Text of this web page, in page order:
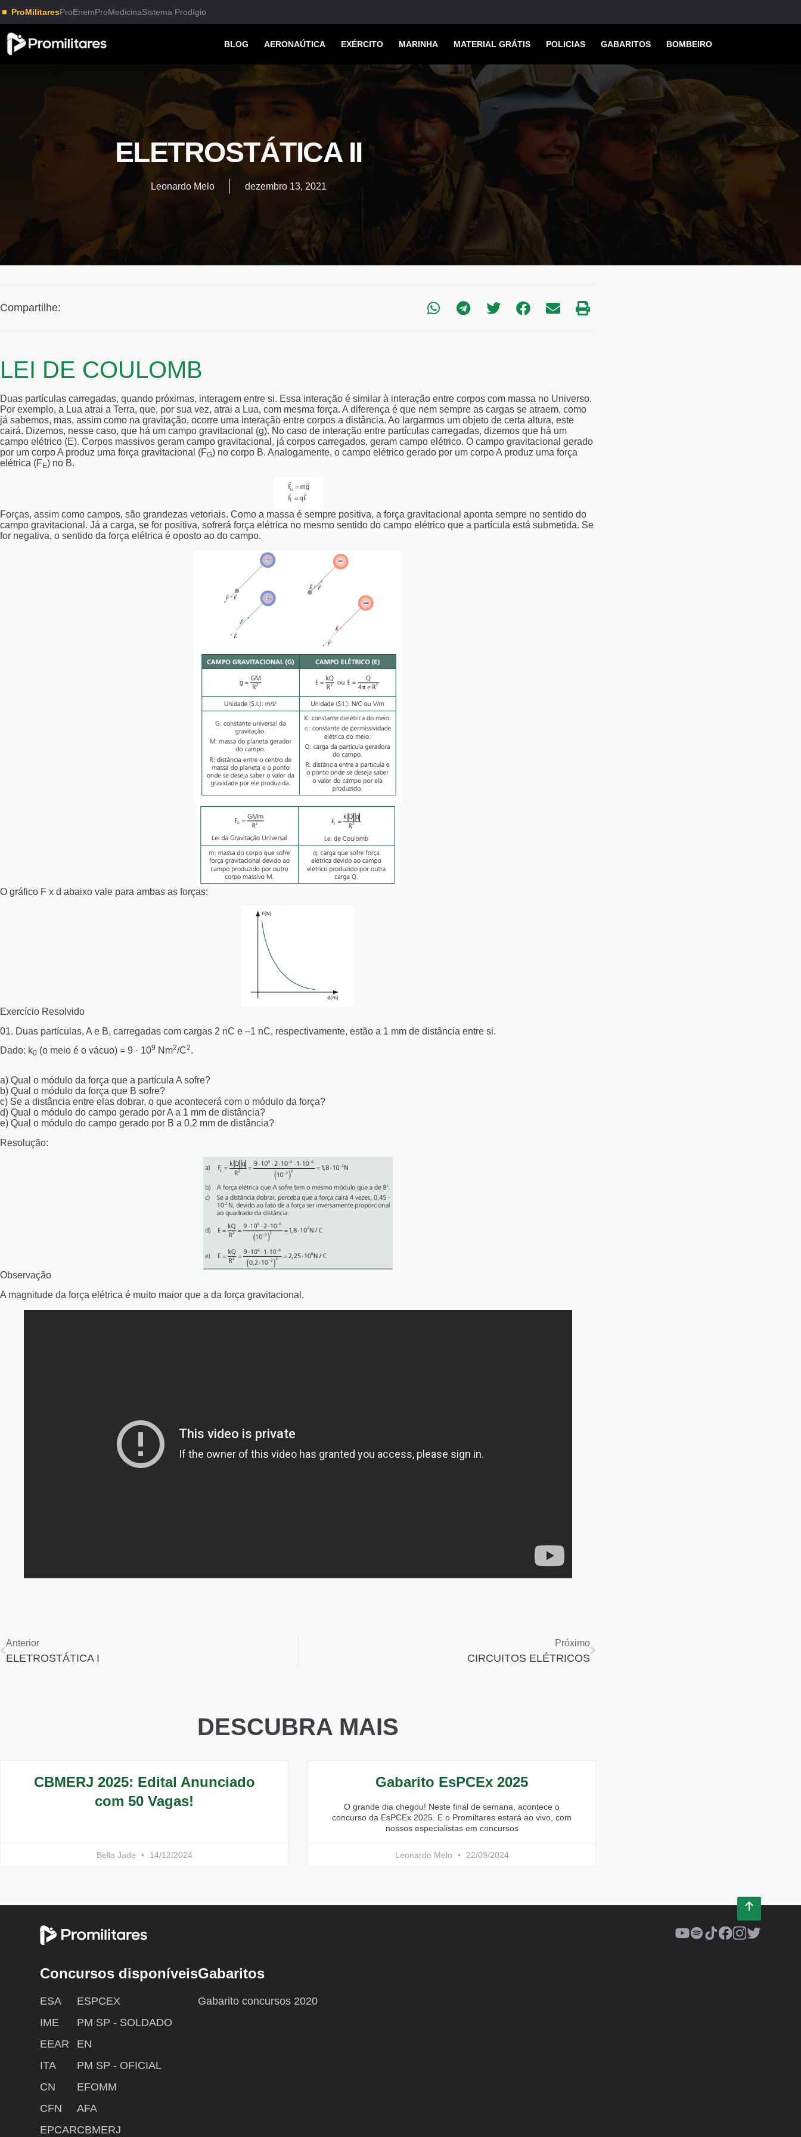
ProMilitaresProEnemProMedicinaSistema Prodígio
BLOG AERONAÚTICA EXÉRCITO MARINHA MATERIAL GRÁTIS POLICIAS GABARITOS BOMBEIRO
ELETROSTÁTICA II
Leonardo Melo dezembro 13, 2021
Compartilhe:
LEI DE COULOMB
Duas partículas carregadas, quando próximas, interagem entre si. Essa interação é similar à interação entre corpos com massa no Universo.
Por exemplo, a Lua atrai a Terra, que, por sua vez, atrai a Lua, com mesma força. A diferença é que nem sempre as cargas se atraem, como
já sabemos, mas, assim como na gravitação, ocorre uma interação entre corpos a distância. Ao largarmos um objeto de certa altura, este
cairá. Dizemos, nesse caso, que há um campo gravitacional (g). No caso de interação entre partículas carregadas, dizemos que há um
campo elétrico (E). Corpos massivos geram campo gravitacional, já corpos carregados, geram campo elétrico. O campo gravitacional gerado
por um corpo A produz uma força gravitacional (FG) no corpo B. Analogamente, o campo elétrico gerado por um corpo A produz uma força
elétrica (FE) no B.
Forças, assim como campos, são grandezas vetoriais. Como a massa é sempre positiva, a força gravitacional aponta sempre no sentido do
campo gravitacional. Já a carga, se for positiva, sofrerá força elétrica no mesmo sentido do campo elétrico que a partícula está submetida. Se
for negativa, o sentido da força elétrica é oposto ao do campo.
O gráfico F x d abaixo vale para ambas as forças:
Exercício Resolvido
01. Duas partículas, A e B, carregadas com cargas 2 nC e –1 nC, respectivamente, estão a 1 mm de distância entre si.
Dado: k0 (o meio é o vácuo) = 9 · 109 Nm2/C2.
a) Qual o módulo da força que a partícula A sofre?
b) Qual o módulo da força que B sofre?
c) Se a distância entre elas dobrar, o que acontecerá com o módulo da força?
d) Qual o módulo do campo gerado por A a 1 mm de distância?
e) Qual o módulo do campo gerado por B a 0,2 mm de distância?
Resolução:
Observação
A magnitude da força elétrica é muito maior que a da força gravitacional.
Anterior
ELETROSTÁTICA I
Próximo
CIRCUITOS ELÉTRICOS
DESCUBRA MAIS
CBMERJ 2025: Edital Anunciado
com 50 Vagas!
Bella Jade 14/12/2024
Gabarito EsPCEx 2025
O grande dia chegou! Neste final de semana, acontece o
concurso da EsPCEx 2025. E o Promiltares estará ao vivo, com
nossos especialistas em concursos
Leonardo Melo 22/09/2024
Concursos disponíveis
ESA
IME
EEAR
ITA
CN
CFN
EPCAR
ESPCEX
PM SP - SOLDADO
EN
PM SP - OFICIAL
EFOMM
AFA
CBMERJ
Gabaritos
Gabarito concursos 2020